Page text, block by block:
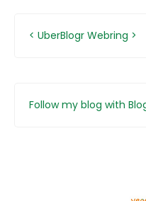
< UberBlogr Webring >
Follow my blog with